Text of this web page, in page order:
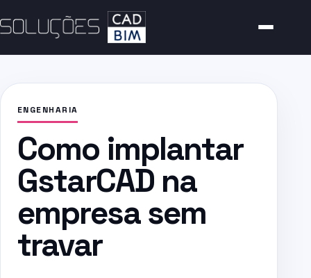
ENGENHARIA
Como implantar
GstarCAD na
empresa sem
travar